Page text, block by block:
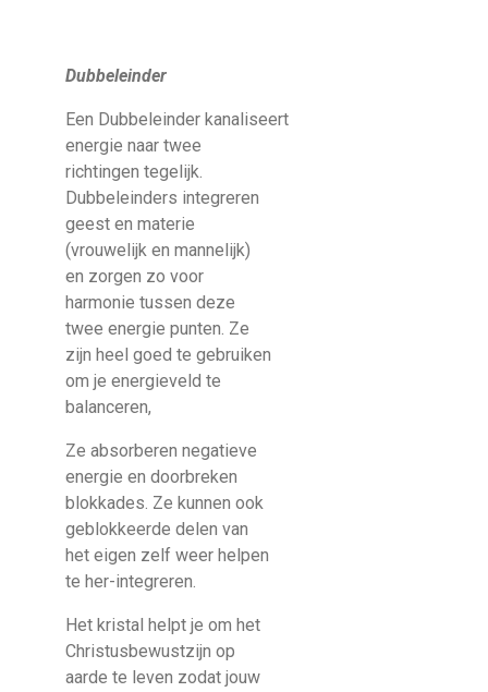
Dubbeleinder
Een Dubbeleinder kanaliseert
energie naar twee
richtingen tegelijk.
Dubbeleinders integreren
geest en materie
(vrouwelijk en mannelijk)
en zorgen zo voor
harmonie tussen deze
twee energie punten. Ze
zijn heel goed te gebruiken
om je energieveld te
balanceren,
Ze absorberen negatieve
energie en doorbreken
blokkades. Ze kunnen ook
geblokkeerde delen van
het eigen zelf weer helpen
te her-integreren.
Het kristal helpt je om het
Christusbewustzijn op
aarde te leven zodat jouw